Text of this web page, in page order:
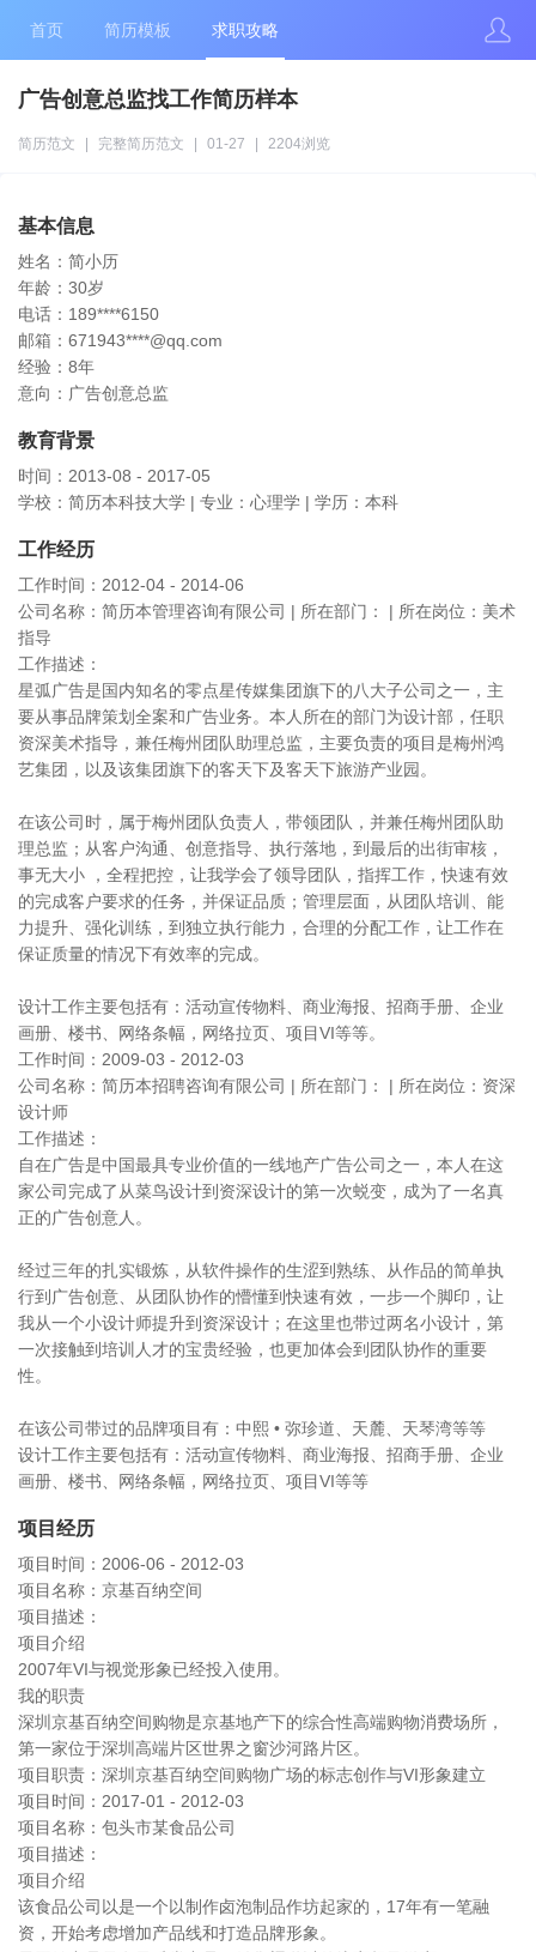
首页 简历模板 求职攻略
广告创意总监找工作简历样本
简历范文 完整简历范文 01-27 2204浏览
基本信息
姓名：简小历
年龄：30岁
电话：189****6150
邮箱：671943****@qq.com
经验：8年
意向：广告创意总监
教育背景
时间：2013-08 - 2017-05
学校：简历本科技大学 | 专业：心理学 | 学历：本科
工作经历
工作时间：2012-04 - 2014-06
公司名称：简历本管理咨询有限公司 | 所在部门： | 所在岗位：美术
指导
工作描述：
星弧广告是国内知名的零点星传媒集团旗下的八大子公司之一，主
要从事品牌策划全案和广告业务。本人所在的部门为设计部，任职
资深美术指导，兼任梅州团队助理总监，主要负责的项目是梅州鸿
艺集团，以及该集团旗下的客天下及客天下旅游产业园。
在该公司时，属于梅州团队负责人，带领团队，并兼任梅州团队助
理总监；从客户沟通、创意指导、执行落地，到最后的出街审核，
事无大小 ，全程把控，让我学会了领导团队，指挥工作，快速有效
的完成客户要求的任务，并保证品质；管理层面，从团队培训、能
力提升、强化训练，到独立执行能力，合理的分配工作，让工作在
保证质量的情况下有效率的完成。
设计工作主要包括有：活动宣传物料、商业海报、招商手册、企业
画册、楼书、网络条幅，网络拉页、项目VI等等。
工作时间：2009-03 - 2012-03
公司名称：简历本招聘咨询有限公司 | 所在部门： | 所在岗位：资深
设计师
工作描述：
自在广告是中国最具专业价值的一线地产广告公司之一，本人在这
家公司完成了从菜鸟设计到资深设计的第一次蜕变，成为了一名真
正的广告创意人。
经过三年的扎实锻炼，从软件操作的生涩到熟练、从作品的简单执
行到广告创意、从团队协作的懵懂到快速有效，一步一个脚印，让
我从一个小设计师提升到资深设计；在这里也带过两名小设计，第
一次接触到培训人才的宝贵经验，也更加体会到团队协作的重要
性。
在该公司带过的品牌项目有：中熙 • 弥珍道、天麓、天琴湾等等
设计工作主要包括有：活动宣传物料、商业海报、招商手册、企业
画册、楼书、网络条幅，网络拉页、项目VI等等
项目经历
项目时间：2006-06 - 2012-03
项目名称：京基百纳空间
项目描述：
项目介绍
2007年VI与视觉形象已经投入使用。
我的职责
深圳京基百纳空间购物是京基地产下的综合性高端购物消费场所，
第一家位于深圳高端片区世界之窗沙河路片区。
项目职责：深圳京基百纳空间购物广场的标志创作与VI形象建立
项目时间：2017-01 - 2012-03
项目名称：包头市某食品公司
项目描述：
项目介绍
该食品公司以是一个以制作卤泡制品作坊起家的，17年有一笔融
资，开始考虑增加产品线和打造品牌形象。